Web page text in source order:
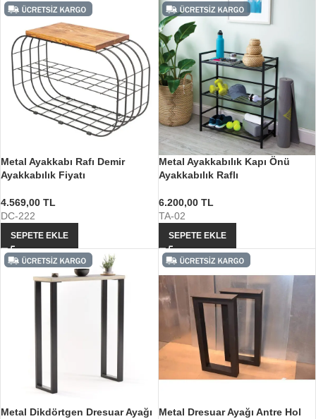
Metal Ayakkabı Rafı Demir
Ayakkabılık Fiyatı
4.569,00 TL
DC-222
SEPETE EKLE
Metal Ayakkabılık Kapı Önü
Ayakkabılık Raflı
6.200,00 TL
TA-02
SEPETE EKLE
Metal Dikdörtgen Dresuar Ayağı
Metal Dresuar Ayağı Antre Hol